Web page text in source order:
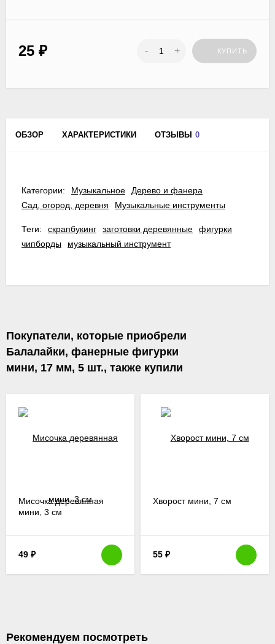
25 ₽ - + КУПИТЬ
ОБЗОР ХАРАКТЕРИСТИКИ ОТЗЫВЫ 0
Категории: Музыкальное
Дерево и фанера
Сад, огород, деревня
Музыкальные инструменты
Теги: скрапбукинг заготовки деревянные
фигурки
чипборды
музыкальный инструмент
Покупатели, которые приобрели
Балалайки, фанерные фигурки
мини, 17 мм, 5 шт., также купили
Мисочка деревянная
мини, 3 см
49 ₽
Хворост мини, 7 см
55 ₽
Рекомендуем посмотреть